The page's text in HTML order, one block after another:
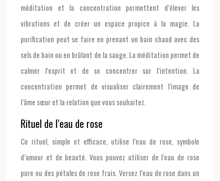
méditation et la concentration permettent d’élever les
vibrations et de créer un espace propice à la magie. La
purification peut se faire en prenant un bain chaud avec des
sels de bain ou en brûlant de la sauge. La méditation permet de
calmer l’esprit et de se concentrer sur l’intention. La
concentration permet de visualiser clairement l’image de
l’âme sœur et la relation que vous souhaitez.
Rituel de l’eau de rose
Ce rituel, simple et efficace, utilise l’eau de rose, symbole
d’amour et de beauté. Vous pouvez utiliser de l’eau de rose
pure ou des pétales de rose frais. Versez l’eau de rose dans un